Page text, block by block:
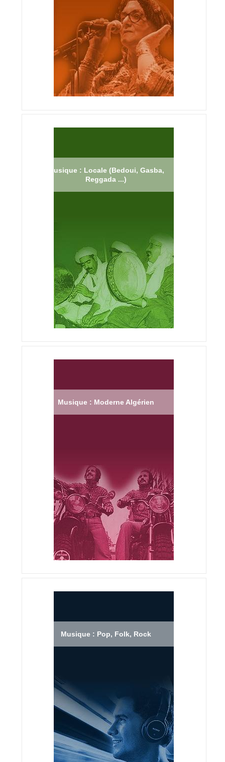
Musique : Locale (Bedoui, Gasba,
Reggada ...)
Musique : Moderne Algérien
Musique : Pop, Folk, Rock